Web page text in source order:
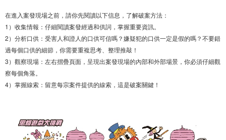
在進入案發現場之前，請你先閱讀以下信息，了解破案方法：
1）收集情報：仔細閱讀案發經過和供詞，掌握重要資訊。
2）分析口供：受害人和證人的口供可信嗎？嫌疑犯的口供一定是假的嗎？不要錯
過每個口供的細節，你需要重複思考、整理推敲！
3）觀察現場：左右摺疊頁面，呈現出案發現場的內部和外部場景，你必須仔細觀
察每個角落。
4）掌握線索：留意每宗案件提供的線索，這是破案關鍵！